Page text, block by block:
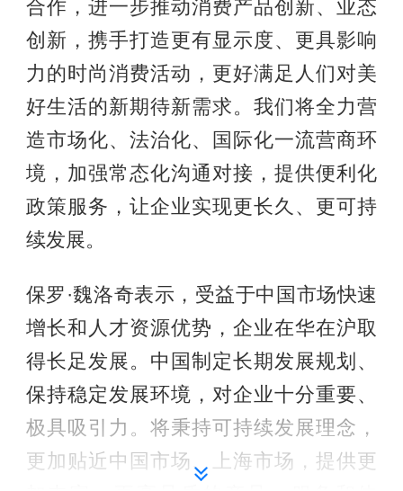
合作，进一步推动消费产品创新、业态
创新，携手打造更有显示度、更具影响
力的时尚消费活动，更好满足人们对美
好生活的新期待新需求。我们将全力营
造市场化、法治化、国际化一流营商环
境，加强常态化沟通对接，提供便利化
政策服务，让企业实现更长久、更可持
续发展。
保罗·魏洛奇表示，受益于中国市场快速
增长和人才资源优势，企业在华在沪取
得长足发展。中国制定长期发展规划、
保持稳定发展环境，对企业十分重要、
极具吸引力。将秉持可持续发展理念，
更加贴近中国市场、上海市场，提供更